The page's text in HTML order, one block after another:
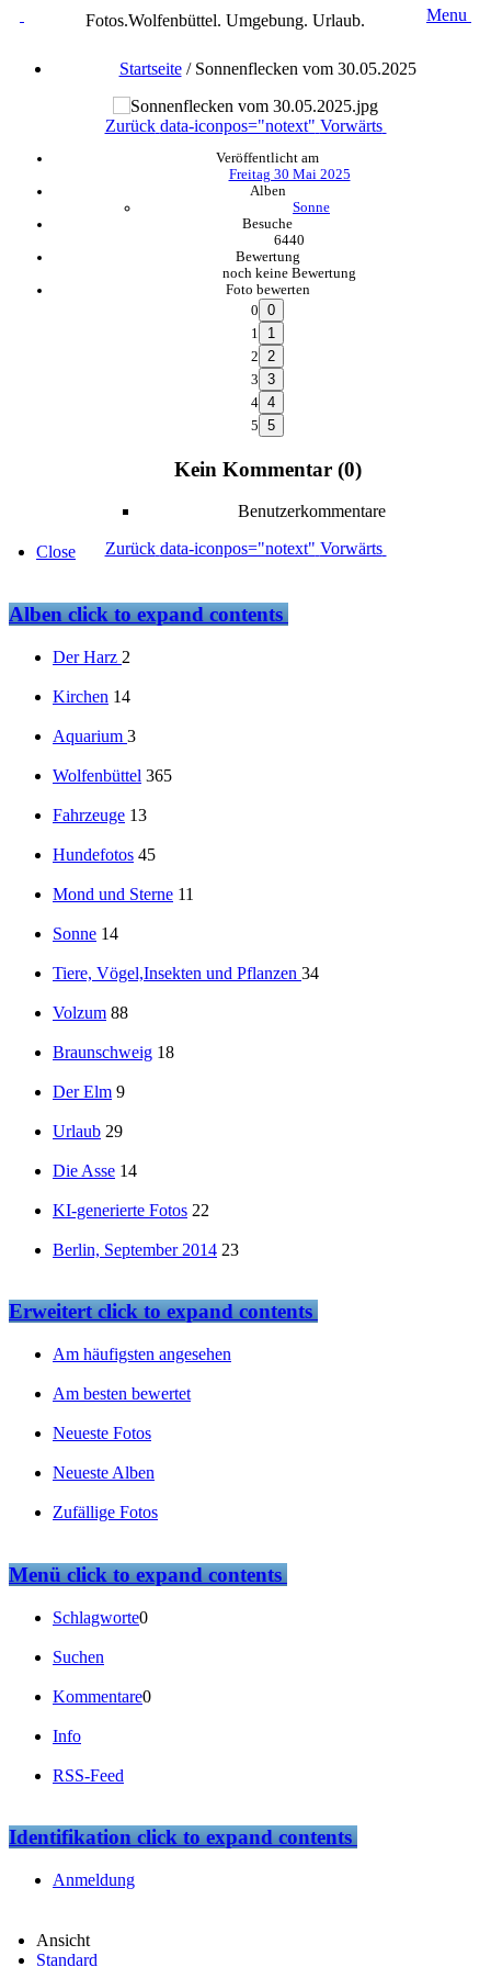
Fotos.Wolfenbüttel. Umgebung. Urlaub. Menu
Startseite/ Sonnenflecken vom 30.05.2025
Zurück data-iconpos="notext" Vorwärts
Veröffentlicht am
Freitag 30 Mai 2025
Alben
Sonne
Besuche
6440
Bewertung
noch keine Bewertung
Foto bewerten
0
1
2
3
4
5
Kein Kommentar (0)
Benutzerkommentare
Zurück data-iconpos="notext" Vorwärts
Close
Albenclick to expand contents
Der Harz 2
Kirchen 14
Aquarium 3
Wolfenbüttel 365
Fahrzeuge 13
Hundefotos 45
Mond und Sterne 11
Sonne 14
Tiere, Vögel,Insekten und Pflanzen 34
Volzum 88
Braunschweig 18
Der Elm 9
Urlaub 29
Die Asse 14
KI-generierte Fotos 22
Berlin, September 2014 23
Erweitertclick to expand contents
Am häufigsten angesehen
Am besten bewertet
Neueste Fotos
Neueste Alben
Zufällige Fotos
Menüclick to expand contents
Schlagworte0
Suchen
Kommentare0
Info
RSS-Feed
Identifikationclick to expand contents
Anmeldung
Ansicht
Standard